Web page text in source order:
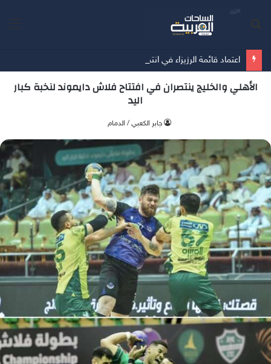
اعتماد قائمة الرزيزاء في انتخابات اتحاد كرة القدم
الأهلي والخليج ينتصران في افتتاح فلاش دايموند لنخبة كبار
اليد
جابر الكعبي / الدمام